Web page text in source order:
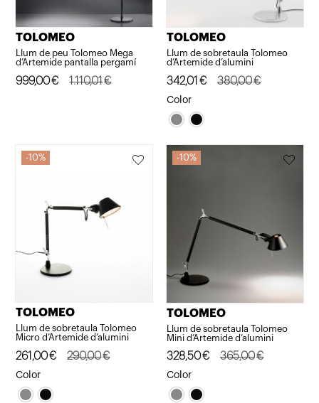
TOLOMEO
Llum de peu Tolomeo Mega
d’Artemide pantalla pergamí
1.110,01€
El
1.110,01€.
999,00€
El
999,00€.
TOLOMEO
Llum de sobretaula Tolomeo
d’Artemide d’alumini
380,00€
El
preu
original
380,00€.
342,01 €
El
preu
actual
342,01€.
Color
10%
TOLOMEO
Llum de sobretaula Tolomeo
Micro d’Artemide d’alumini
290,00€
El
preu
original
261,00€
El
preu
actual
Color
10%
TOLOMEO
Llum de sobretaula Tolomeo
Mini d’Artemide d’alumini
365,00€
El
preu
original
328,50€
El
preu
actual
Color